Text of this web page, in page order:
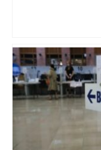
Le client entre au
son chien : a-t-il
mort le vigile
– ladepeche.fr